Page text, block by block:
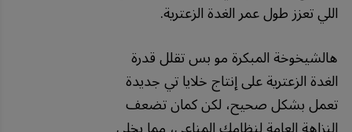
اللي تعزز طول عمر الغدة الزعترية.
هالشيخوخة المبكرة مو بس تقلل قدرة
الغدة الزعترية على إنتاج خلايا تي جديدة
تعمل بشكل صحيح، لكن كمان تضعف